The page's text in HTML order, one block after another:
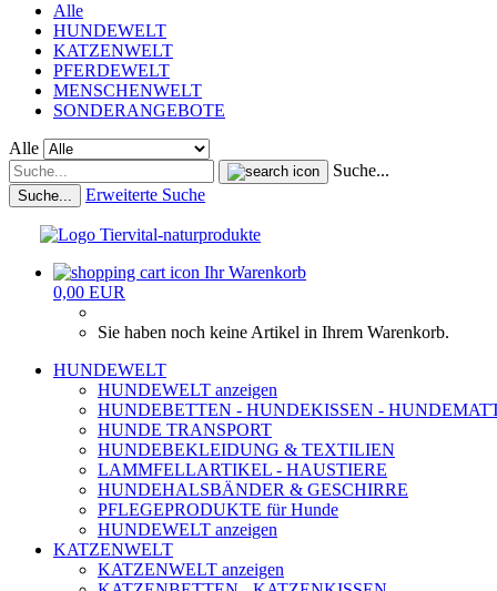
Alle
HUNDEWELT
KATZENWELT
PFERDEWELT
MENSCHENWELT
SONDERANGEBOTE
Alle
Suche...
Suche... Erweiterte Suche
Ihr Warenkorb
0,00 EUR
Sie haben noch keine Artikel in Ihrem Warenkorb.
HUNDEWELT
HUNDEWELT anzeigen
HUNDEBETTEN - HUNDEKISSEN -
HUNDE TRANSPORT
HUNDEBEKLEIDUNG & TEXTILIEN
LAMMFELLARTIKEL - HAUSTIERE
HUNDEHALSBÄNDER & GESCHIRRE
PFLEGEPRODUKTE für Hunde
HUNDEWELT anzeigen
KATZENWELT
KATZENWELT anzeigen